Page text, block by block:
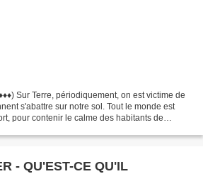
Sur Terre, périodiquement, on est victime de
s'abattre sur notre sol. Tout le monde est
pour contenir le calme des habitants de
- QU'EST-CE QU'IL